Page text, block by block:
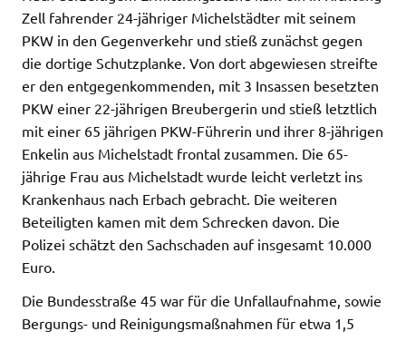
Zell fahrender 24-jähriger Michelstädter mit seinem
PKW in den Gegenverkehr und stieß zunächst gegen
die dortige Schutzplanke. Von dort abgewiesen streifte
er den entgegenkommenden, mit 3 Insassen besetzten
PKW einer 22-jährigen Breubergerin und stieß letztlich
mit einer 65 jährigen PKW-Führerin und ihrer 8-jährigen
Enkelin aus Michelstadt frontal zusammen. Die 65-
jährige Frau aus Michelstadt wurde leicht verletzt ins
Krankenhaus nach Erbach gebracht. Die weiteren
Beteiligten kamen mit dem Schrecken davon. Die
Polizei schätzt den Sachschaden auf insgesamt 10.000
Euro.
Die Bundesstraße 45 war für die Unfallaufnahme, sowie
Bergungs- und Reinigungsmaßnahmen für etwa 1,5